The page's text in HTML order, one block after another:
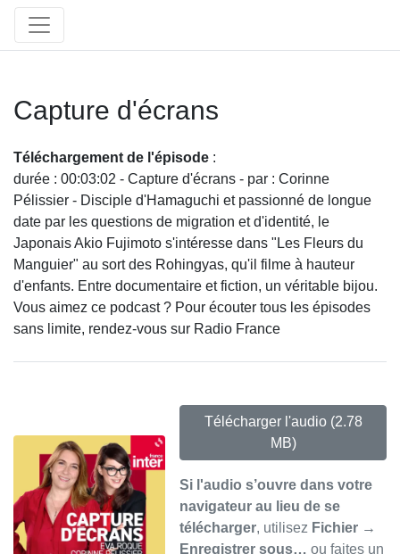
Capture d'écrans
Téléchargement de l'épisode :
durée : 00:03:02 - Capture d'écrans - par : Corinne
Pélissier - Disciple d'Hamaguchi et passionné de longue
date par les questions de migration et d'identité, le
Japonais Akio Fujimoto s'intéresse dans "Les Fleurs du
Manguier" au sort des Rohingyas, qu'il filme à hauteur
d'enfants. Entre documentaire et fiction, un véritable bijou.
Vous aimez ce podcast ? Pour écouter tous les épisodes
sans limite, rendez-vous sur Radio France
Télécharger l'audio (2.78
MB)
Si l'audio s’ouvre dans votre
navigateur au lieu de se
télécharger, utilisez Fichier →
Enregistrer sous… ou faites un